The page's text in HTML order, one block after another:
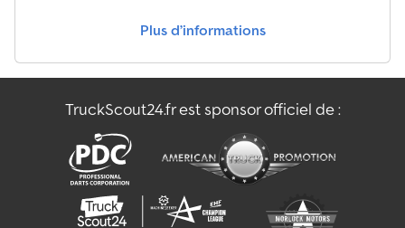
Plus d’informations
TruckScout24.fr est sponsor officiel de :